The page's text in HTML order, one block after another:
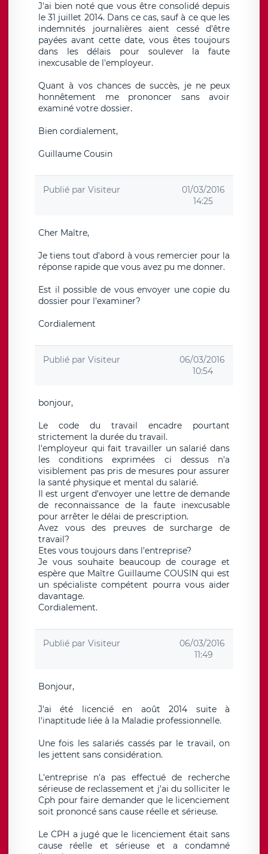
J'ai bien noté que vous être consolidé depuis
le 31 juillet 2014. Dans ce cas, sauf à ce que les
indemnités journalières aient cessé d'être
payées avant cette date, vous êtes toujours
dans les délais pour soulever la faute
inexcusable de l'employeur.
Quant à vos chances de succès, je ne peux
honnêtement me prononcer sans avoir
examiné votre dossier.
Bien cordialement,
Guillaume Cousin
Publié par Visiteur
01/03/2016
14:25
Cher Maître,
Je tiens tout d'abord à vous remercier pour la
réponse rapide que vous avez pu me donner.
Est il possible de vous envoyer une copie du
dossier pour l'examiner?
Cordialement
Publié par Visiteur
06/03/2016
10:54
bonjour,
Le code du travail encadre pourtant
strictement la durée du travail.
l'employeur qui fait travailler un salarié dans
les conditions exprimées ci dessus n'a
visiblement pas pris de mesures pour assurer
la santé physique et mental du salarié.
Il est urgent d'envoyer une lettre de demande
de reconnaissance de la faute inexcusable
pour arrêter le délai de prescription.
Avez vous des preuves de surcharge de
travail?
Etes vous toujours dans l'entreprise?
Je vous souhaite beaucoup de courage et
espère que Maître Guillaume COUSIN qui est
un spécialiste compétent pourra vous aider
davantage.
Cordialement.
Publié par Visiteur
06/03/2016
11:49
Bonjour,
J'ai été licencié en août 2014 suite à
l'inaptitude liée à la Maladie professionnelle.
Une fois les salariés cassés par le travail, on
les jettent sans considération.
L'entreprise n'a pas effectué de recherche
sérieuse de reclassement et j'ai du solliciter le
Cph pour faire demander que le licenciement
soit prononcé sans cause réelle et sérieuse.
Le CPH a jugé que le licenciement était sans
cause réelle et sérieuse et a condamné